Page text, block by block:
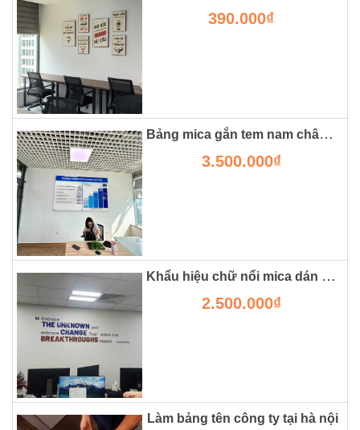
390.000₫
Bảng mica gắn tem nam châm từ treo tường
3.500.000₫
Khẩu hiệu chữ nổi mica dán tường trong công ty
2.500.000₫
Làm bảng tên công ty tại hà nội